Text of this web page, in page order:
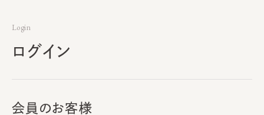
Login
ログイン
会員のお客様